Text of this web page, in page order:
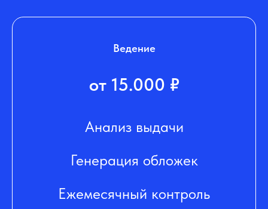
Ведение
от 15.000 ₽
Анализ выдачи
Генерация обложек
Ежемесячный контроль